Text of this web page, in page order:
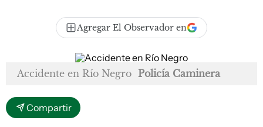
Agregar El Observador en
Accidente en Río Negro Policía Caminera
Compartir